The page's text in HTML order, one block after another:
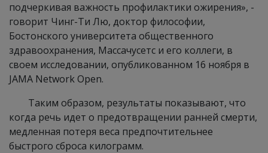
подчеркивая важность профилактики ожирения», -
говорит Чинг-Ти Лю, доктор философии,
Бостонского университета общественного
здравоохранения, Массачусетс и его коллеги, в
своем исследовании, опубликованном 16 ноября в
JAMA Network Open.
Таким образом, результаты показывают, что
когда речь идет о предотвращении ранней смерти,
медленная потеря веса предпочтительнее
быстрого сброса килограмм.